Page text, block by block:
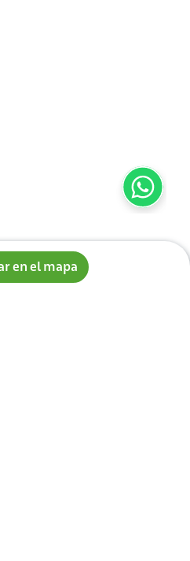
en el mapa